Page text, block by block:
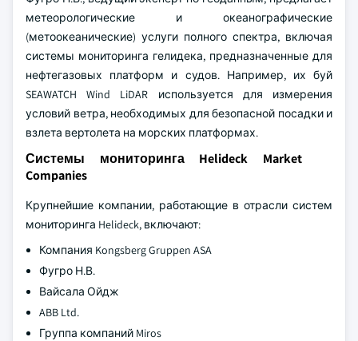
метеорологические и океанографические
(метоокеанические) услуги полного спектра, включая
системы мониторинга гелидека, предназначенные для
нефтегазовых платформ и судов. Например, их буй
SEAWATCH Wind LiDAR используется для измерения
условий ветра, необходимых для безопасной посадки и
взлета вертолета на морских платформах.
Системы мониторинга Helideck Market
Companies
Крупнейшие компании, работающие в отрасли систем
мониторинга Helideck, включают:
Компания Kongsberg Gruppen ASA
Фугро Н.В.
Вайсала Ойдж
ABB Ltd.
Группа компаний Miros